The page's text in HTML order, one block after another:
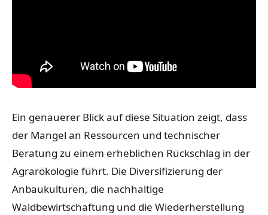
Ein genauerer Blick auf diese Situation zeigt, dass
der Mangel an Ressourcen und technischer
Beratung zu einem erheblichen Rückschlag in der
Agrarökologie führt. Die Diversifizierung der
Anbaukulturen, die nachhaltige
Waldbewirtschaftung und die Wiederherstellung